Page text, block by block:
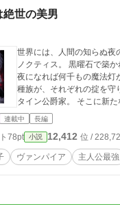
絶世の美男
世界には、人間の知らぬ夜の王国があった。 月が最も美しく輝くと
ノクティス。 黒曜石で築かれた城壁は星明かりを映し、白銀の霧が大地を静かに流れる。昼は濃い雲に閉ざされ、
夜になれば何千もの魔法
種族が、それぞれの掟を
タイン公爵家。 そこに新た
連載中 長編
78pt 小説 12,412 位 /
ヴァンパイア 主人公最強